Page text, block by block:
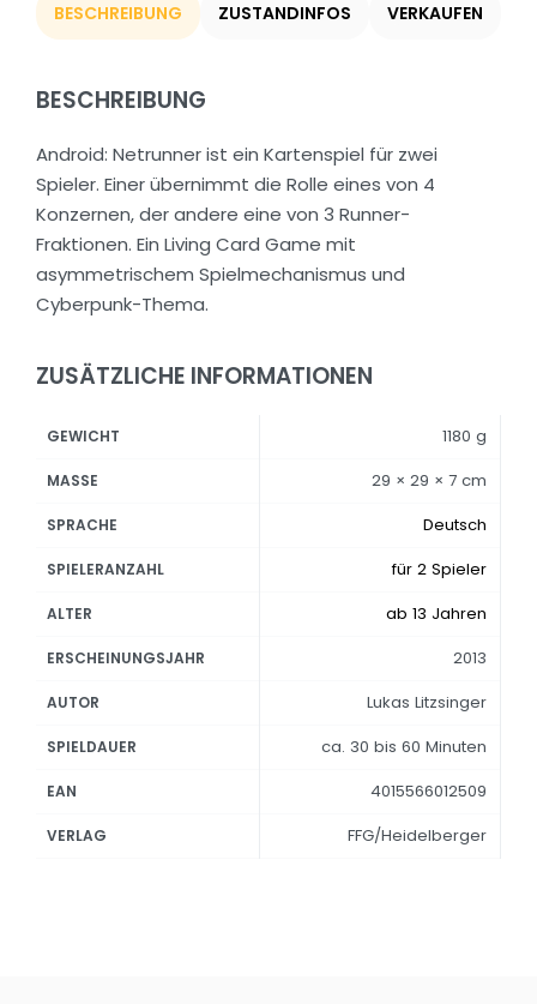
BESCHREIBUNG ZUSTANDINFOS VERKAUFEN
BESCHREIBUNG
Android: Netrunner ist ein Kartenspiel für zwei
Spieler. Einer übernimmt die Rolle eines von 4
Konzernen, der andere eine von 3 Runner-
Fraktionen. Ein Living Card Game mit
asymmetrischem Spielmechanismus und
Cyberpunk-Thema.
ZUSÄTZLICHE INFORMATIONEN
GEWICHT 1180 g
MASSE 29 × 29 × 7 cm
SPRACHE Deutsch
SPIELERANZAHL für 2 Spieler
ALTER ab 13 Jahren
ERSCHEINUNGSJAHR 2013
AUTOR Lukas Litzsinger
SPIELDAUER ca. 30 bis 60 Minuten
EAN 4015566012509
VERLAG FFG/Heidelberger